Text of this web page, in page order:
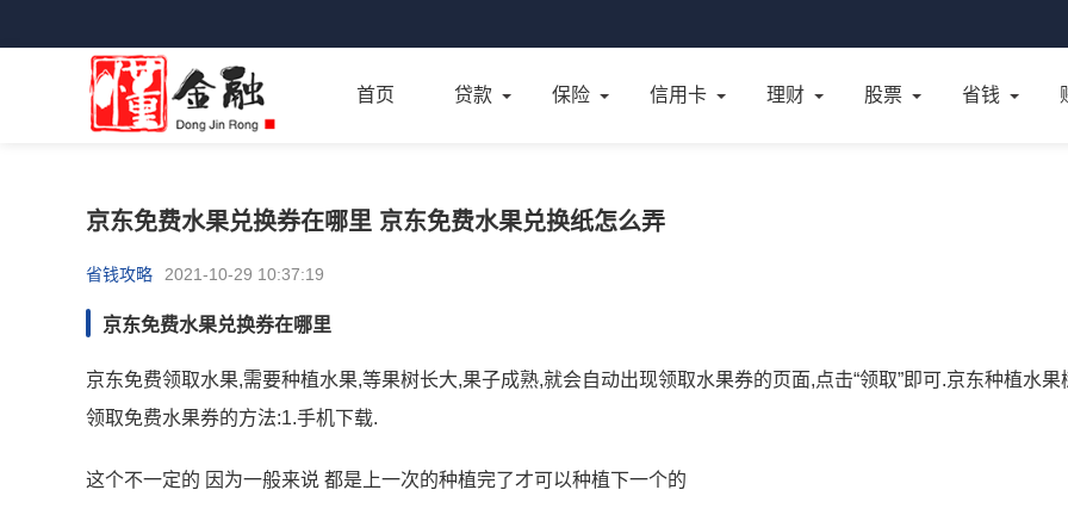
首页 贷款 保险 信用卡 理财 股票 省钱
京东免费水果兑换券在哪里 京东免费水果兑换纸怎么弄
省钱攻略 2021-10-29 10:37:19
京东免费水果兑换券在哪里
京东免费领取水果,需要种植水果,等果树长大,果子成熟,就会自动出现领取水果券的页面,点击“领取”即可.京东种植水果
领取免费水果券的方法:1.手机下载.
这个不一定的 因为一般来说 都是上一次的种植完了才可以种植下一个的